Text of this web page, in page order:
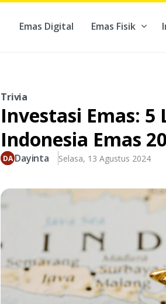
Emas Digital Emas Fisik
Trivia
Investasi Emas:
Indonesia Emas
Dayinta Selasa, 13 Agustus 2024